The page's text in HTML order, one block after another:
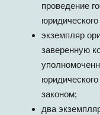
проведение
экземпляр
заверенную
законом;
два